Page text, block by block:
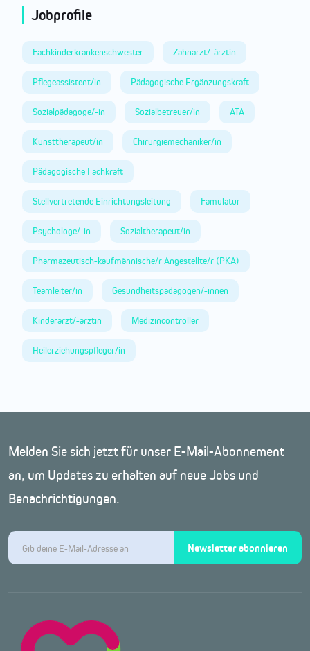
Jobprofile
Fachkinderkrankenschwester Zahnarzt/-ärztin
Pflegeassistent/in Pädagogische Ergänzungskraft
Sozialpädagoge/-in Sozialbetreuer/in ATA
Kunsttherapeut/in Chirurgiemechaniker/in
Pädagogische Fachkraft
Stellvertretende Einrichtungsleitung Famulatur
Psychologe/-in Sozialtherapeut/in
Pharmazeutisch-kaufmännische/r Angestellte/r (PKA)
Teamleiter/in Gesundheitspädagogen/-innen
Kinderarzt/-ärztin Medizincontroller
Heilerziehungspfleger/in
Melden Sie sich jetzt für unser E-Mail-Abonnement
an, um Updates zu erhalten auf neue Jobs und
Benachrichtigungen.
Newsletter abonnieren